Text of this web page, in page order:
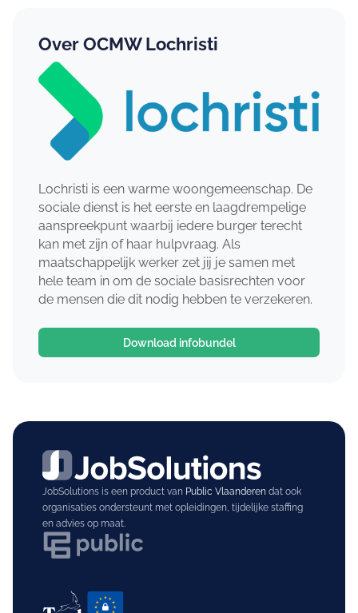
Over OCMW Lochristi
Lochristi is een warme woongemeenschap. De
sociale dienst is het eerste en laagdrempelige
aanspreekpunt waarbij iedere burger terecht
kan met zijn of haar hulpvraag. Als
maatschappelijk werker zet jij je samen met
hele team in om de sociale basisrechten voor
de mensen die dit nodig hebben te verzekeren.
Download infobundel
JobSolutions is een product van Public Vlaanderendat ook
organisaties ondersteunt met opleidingen, tijdelijke staffing
en advies op maat.